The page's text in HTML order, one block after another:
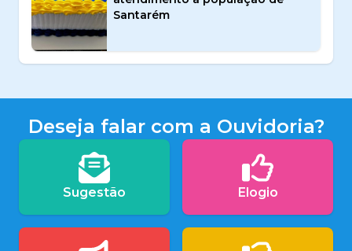
Santarém
Deseja falar com a Ouvidoria?
Sugestão Elogio